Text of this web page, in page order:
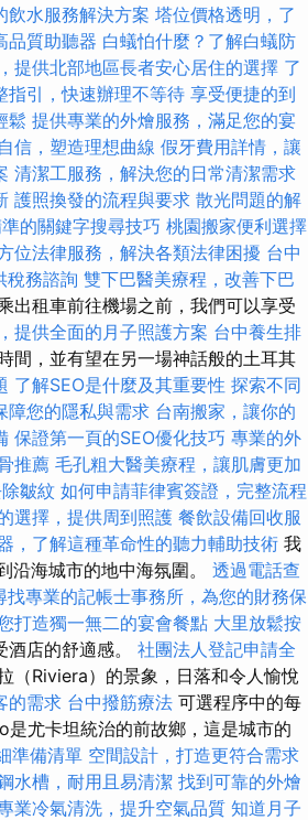
飲水服務解決方案 塔位價格透明，了
品質助聽器 白蟻怕什麼？了解白蟻防
提供北部地區長者安心居住的選擇 了
指引，快速辦理不等待 享受便捷的到
鬆 提供專業的外燴服務，滿足您的宴
信，塑造理想曲線 假牙費用詳情，讓
清潔工服務，解決您的日常清潔需求
護照換發的流程與要求 散光問題的解
的關鍵字搜尋技巧 桃園搬家便利選擇
位法律服務，解決各類法律困擾 台中
稅務諮詢 雙下巴醫美療程，改善下巴
出租車前往機場之前，我們可以享受
提供全面的月子照護方案 台中養生排
間，並有望在另一場神話般的土耳其
了解SEO是什麼及其重要性 探索不同
障您的隱私與需求 台南搬家，讓你的
保證第一頁的SEO優化技巧 專業的外
推薦 毛孔粗大醫美療程，讓肌膚更加
皺紋 如何申請菲律賓簽證，完整流程
選擇，提供周到照護 餐飲設備回收服
，了解這種革命性的聽力輔助技術 我
海城市的地中海氛圍。 透過電話查
找專業的記帳士事務所，為您的財務保
打造獨一無二的宴會餐點 大里放鬆按
店的舒適感。 社團法人登記申請全
（Riviera）的景象，日落和令人愉悅
的需求 台中撥筋療法 可選程序中的每
尤卡坦統治的前故鄉，這是城市的
準備清單 空間設計，打造更符合需求
水槽，耐用且易清潔 找到可靠的外燴
業冷氣清洗，提升空氣品質 知道月子